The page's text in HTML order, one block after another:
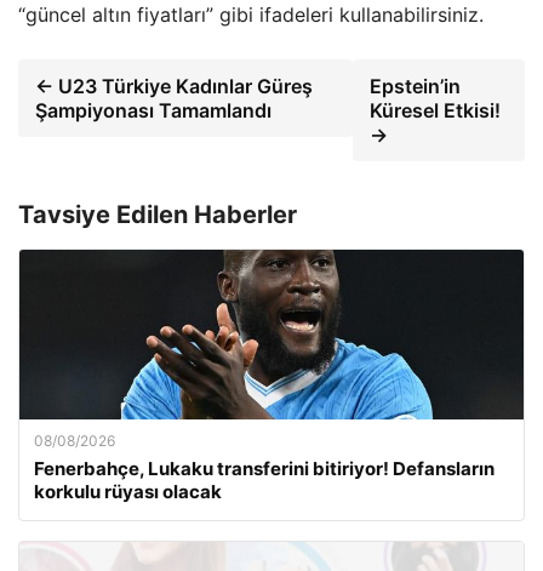
“güncel altın fiyatları” gibi ifadeleri kullanabilirsiniz.
← U23 Türkiye Kadınlar Güreş
Şampiyonası Tamamlandı
Epstein’in
Küresel Etkisi!
→
Tavsiye Edilen Haberler
08/08/2026
Fenerbahçe, Lukaku transferini bitiriyor! Defansların
korkulu rüyası olacak